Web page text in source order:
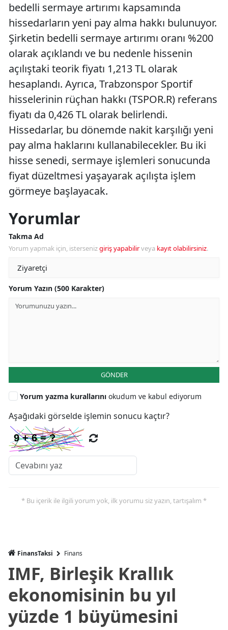
bedelli sermaye artırımı kapsamında
hissedarların yeni pay alma hakkı bulunuyor.
Şirketin bedelli sermaye artırımı oranı %200
olarak açıklandı ve bu nedenle hissenin
açılıştaki teorik fiyatı 1,213 TL olarak
hesaplandı. Ayrıca, Trabzonspor Sportif
hisselerinin rüçhan hakkı (TSPOR.R) referans
fiyatı da 0,426 TL olarak belirlendi.
Hissedarlar, bu dönemde nakit karşılığı yeni
pay alma haklarını kullanabilecekler. Bu iki
hisse senedi, sermaye işlemleri sonucunda
fiyat düzeltmesi yaşayarak açılışta işlem
görmeye başlayacak.
Yorumlar
Takma Ad
Yorum yapmak için, istersenizgiriş yapabilirveya kayıt olabilirsiniz.
Yorum Yazın (500 Karakter)
GÖNDER
Yorum yazma kurallarını okudum ve kabul ediyorum
Aşağıdaki görselde işlemin sonucu kaçtır?
* Bu içerik ile ilgili yorum yok, ilk yorumu siz yazın, tartışalım *
FinansTaksi Finans
IMF, Birleşik Krallık
ekonomisinin bu yıl
yüzde 1 büyümesini